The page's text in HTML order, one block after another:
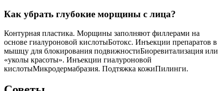
Как убрать глубокие морщины с лица?
Контурная пластика. Морщины заполняют филлерами на
основе гиалуроновой кислотыБотокс. Инъекции препаратов в
мышцу для блокирования подвижностиБиоревитализация или
«уколы красоты». Инъекции гиалуроновой
кислотыМикродермабразия. Подтяжка кожиПилинги.